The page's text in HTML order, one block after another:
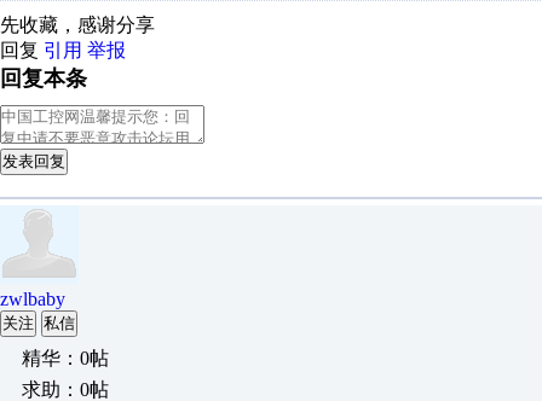
先收藏，感谢分享
回复 引用 举报
回复本条
发表回复
zwlbaby
关注 私信
精华：0帖
求助：0帖